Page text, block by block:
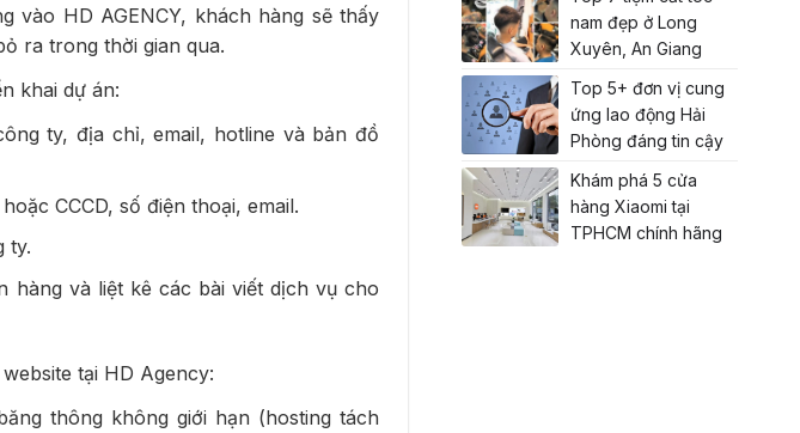
vào HD AGENCY, khách hàng sẽ thấy
ra trong thời gian qua.
khai dự án:
ty, địa chỉ, email, hotline và bản đồ
CCCD, số điện thoại, email.
ty.
hàng và liệt kê các bài viết dịch vụ cho
tại HD Agency:
thông không giới hạn (hosting tách
nam đẹp ở Long
Xuyên, An Giang
Top 5+ đơn vị cung
ứng lao động Hải
Phòng đáng tin cậy
Khám phá 5 cửa
hàng Xiaomi tại
TPHCM chính hãng